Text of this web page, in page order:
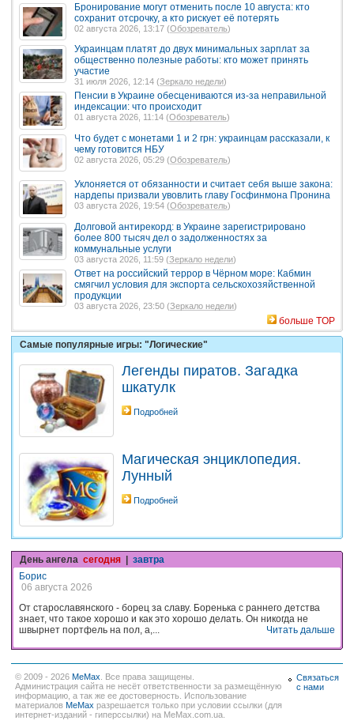
Бронирование могут отменить после 10 августа: кто
сохранит отсрочку, а кто рискует её потерять
02 августа 2026, 13:17 (Обозреватель)
Украинцам платят до двух минимальных зарплат за
общественно полезные работы: кто может принять
участие
31 июля 2026, 12:14 (Зеркало недели)
Пенсии в Украине обесцениваются из-за неправильной
индексации: что происходит
01 августа 2026, 11:14 (Обозреватель)
Что будет с монетами 1 и 2 грн: украинцам рассказали, к
чему готовится НБУ
02 августа 2026, 05:29 (Обозреватель)
Уклоняется от обязанности и считает себя выше закона:
нардепы призвали увовлить главу Госфинмона Пронина
03 августа 2026, 19:54 (Обозреватель)
Долговой антирекорд: в Украине зарегистрировано
более 800 тысяч дел о задолженностях за
коммунальные услуги
03 августа 2026, 11:59 (Зеркало недели)
Ответ на российский террор в Чёрном море: Кабмин
смягчил условия для экспорта сельскохозяйственной
продукции
03 августа 2026, 23:50 (Зеркало недели)
больше TOP
Самые популярные игры: "Логические"
Легенды пиратов. Загадка
шкатулк
Подробней
Магическая энциклопедия.
Лунный
Подробней
День ангела сегодня | завтра
Борис
06 августа 2026
От старославянского - борец за славу. Боренька с раннего детства
знает, что такое хорошо и как это хорошо делать. Он никогда не
швырнет портфель на пол, а,...
Читать дальше
© 2009 - 2026 MeMax. Все права защищены.
Администрация сайта не несёт ответственности за размещённую
информацию, а так же ее достоверность. Использование
материалов MeMax разрешается только при условии ссылки (для
интернет-изданий - гиперссылки) на MeMax.com.ua.
Связаться
с нами